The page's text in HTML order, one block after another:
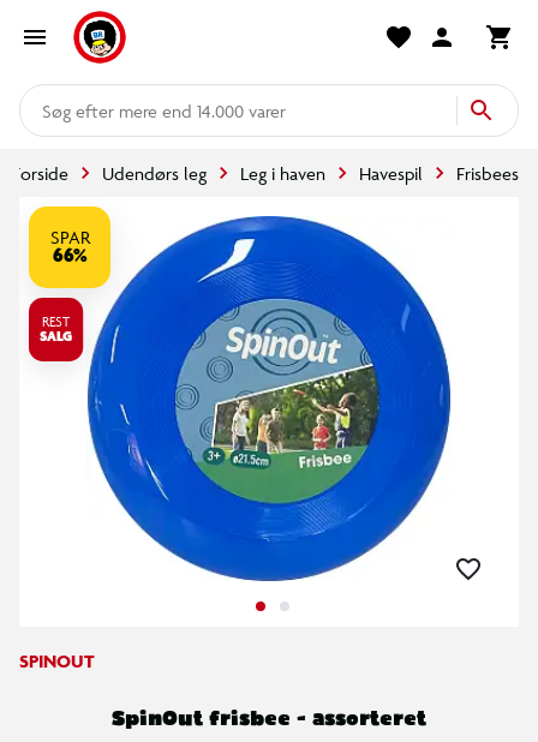
mere end 14.000 varer
Forside Udendørs leg Leg i haven Havespil Frisbees
SPAR
66%
REST
SALG
SPINOUT
SpinOut frisbee - assorteret